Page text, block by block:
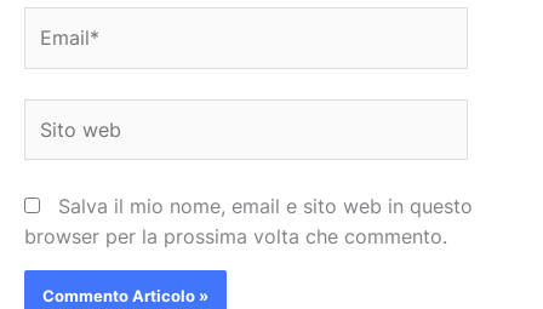
web
Salva il mio nome, email e sito web in questo
browser per la prossima volta che commento.